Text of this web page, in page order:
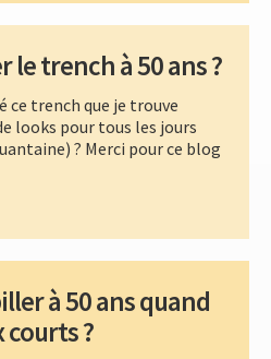
trench à 50 ans ?
ce trench que je trouve
looks pour tous les jours
? Merci pour ce blog
à 50 ans quand
courts ?